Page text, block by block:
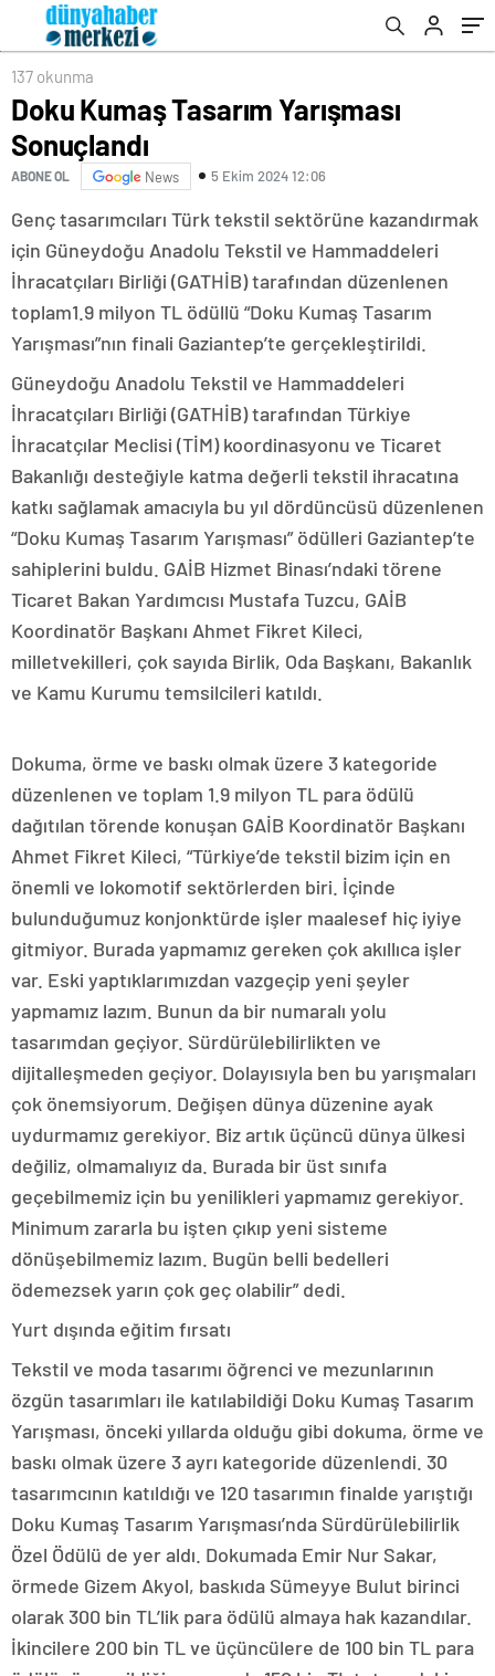
137 okunma
Doku Kumaş Tasarım Yarışması
Sonuçlandı
ABONE OL News 5 Ekim 2024 12:06
Genç tasarımcıları Türk tekstil sektörüne kazandırmak
için Güneydoğu Anadolu Tekstil ve Hammaddeleri
İhracatçıları Birliği (GATHİB) tarafından düzenlenen
toplam1.9 milyon TL ödüllü “Doku Kumaş Tasarım
Yarışması”nın finali Gaziantep’te gerçekleştirildi.
Güneydoğu Anadolu Tekstil ve Hammaddeleri
İhracatçıları Birliği (GATHİB) tarafından Türkiye
İhracatçılar Meclisi (TİM) koordinasyonu ve Ticaret
Bakanlığı desteğiyle katma değerli tekstil ihracatına
katkı sağlamak amacıyla bu yıl dördüncüsü düzenlenen
“Doku Kumaş Tasarım Yarışması” ödülleri Gaziantep’te
sahiplerini buldu. GAİB Hizmet Binası’ndaki törene
Ticaret Bakan Yardımcısı Mustafa Tuzcu, GAİB
Koordinatör Başkanı Ahmet Fikret Kileci,
milletvekilleri, çok sayıda Birlik, Oda Başkanı, Bakanlık
ve Kamu Kurumu temsilcileri katıldı.
Dokuma, örme ve baskı olmak üzere 3 kategoride
düzenlenen ve toplam 1.9 milyon TL para ödülü
dağıtılan törende konuşan GAİB Koordinatör Başkanı
Ahmet Fikret Kileci, “Türkiye’de tekstil bizim için en
önemli ve lokomotif sektörlerden biri. İçinde
bulunduğumuz konjonktürde işler maalesef hiç iyiye
gitmiyor. Burada yapmamız gereken çok akıllıca işler
var. Eski yaptıklarımızdan vazgeçip yeni şeyler
yapmamız lazım. Bunun da bir numaralı yolu
tasarımdan geçiyor. Sürdürülebilirlikten ve
dijitalleşmeden geçiyor. Dolayısıyla ben bu yarışmaları
çok önemsiyorum. Değişen dünya düzenine ayak
uydurmamız gerekiyor. Biz artık üçüncü dünya ülkesi
değiliz, olmamalıyız da. Burada bir üst sınıfa
geçebilmemiz için bu yenilikleri yapmamız gerekiyor.
Minimum zararla bu işten çıkıp yeni sisteme
dönüşebilmemiz lazım. Bugün belli bedelleri
ödemezsek yarın çok geç olabilir” dedi.
Yurt dışında eğitim fırsatı
Tekstil ve moda tasarımı öğrenci ve mezunlarının
özgün tasarımları ile katılabildiği Doku Kumaş Tasarım
Yarışması, önceki yıllarda olduğu gibi dokuma, örme ve
baskı olmak üzere 3 ayrı kategoride düzenlendi. 30
tasarımcının katıldığı ve 120 tasarımın finalde yarıştığı
Doku Kumaş Tasarım Yarışması’nda Sürdürülebilirlik
Özel Ödülü de yer aldı. Dokumada Emir Nur Sakar,
örmede Gizem Akyol, baskıda Sümeyye Bulut birinci
olarak 300 bin TL’lik para ödülü almaya hak kazandılar.
İkincilere 200 bin TL ve üçüncülere de 100 bin TL para